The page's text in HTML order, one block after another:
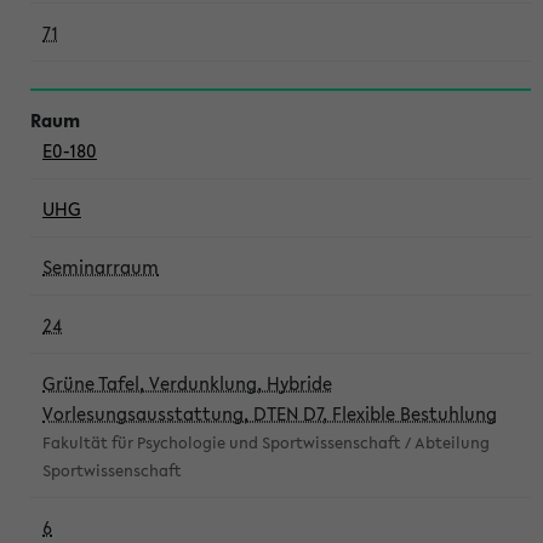
71
E0-180
UHG
Seminarraum
24
Grüne Tafel, Verdunklung, Hybride
Vorlesungsausstattung, DTEN D7, Flexible Bestuhlung
Fakultät für Psychologie und Sportwissenschaft / Abteilung
Sportwissenschaft
6